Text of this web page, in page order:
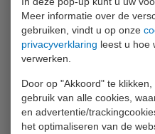
Meer informatie over de
gebruiken, vindt u op onze
privacyverklaring leest u hoe
verwerken.
Door op "Akkoord" te
gebruik van alle cookies,
en advertentie/
het optimaliseren van de
bestaan in talloze maten,
uitvoeringen, meetbereiken en
toepassingen.
Prijs op aanvraag
INFO